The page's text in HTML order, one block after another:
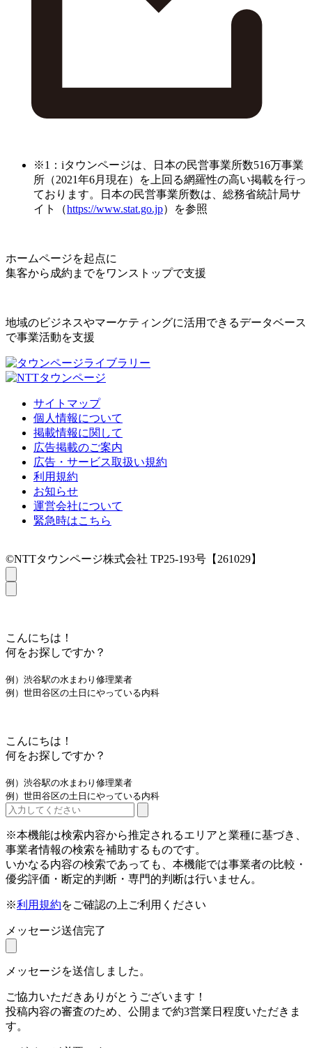
※1：iタウンページは、日本の民営事業所数516万事業
所（2021年6月現在）を上回る網羅性の高い掲載を行っ
ております。日本の民営事業所数は、総務省統計局サ
イト（https://www.stat.go.jp）を参照
ホームページを起点に
集客から成約までをワンストップで支援
地域のビジネスやマーケティングに活用できるデータベース
で事業活動を支援
サイトマップ
個人情報について
掲載情報に関して
広告掲載のご案内
広告・サービス取扱い規約
利用規約
お知らせ
運営会社について
緊急時はこちら
©NTTタウンページ株式会社 TP25-193号【261029】
こんにちは！
何をお探しですか？
例）渋谷駅の水まわり修理業者
例）世田谷区の土日にやっている内科
こんにちは！
何をお探しですか？
例）渋谷駅の水まわり修理業者
例）世田谷区の土日にやっている内科
※本機能は検索内容から推定されるエリアと業種に基づき、
事業者情報の検索を補助するものです。
いかなる内容の検索であっても、本機能では事業者の比較・
優劣評価・断定的判断・専門的判断は行いません。
※利用規約をご確認の上ご利用ください
メッセージ送信完了
メッセージを送信しました。
ご協力いただきありがとうございます！
投稿内容の審査のため、公開まで約3営業日程度いただきま
す。